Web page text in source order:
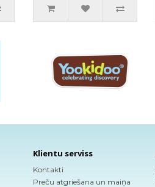
Klientu serviss
Kontakti
Preču atgriešana un maiņa